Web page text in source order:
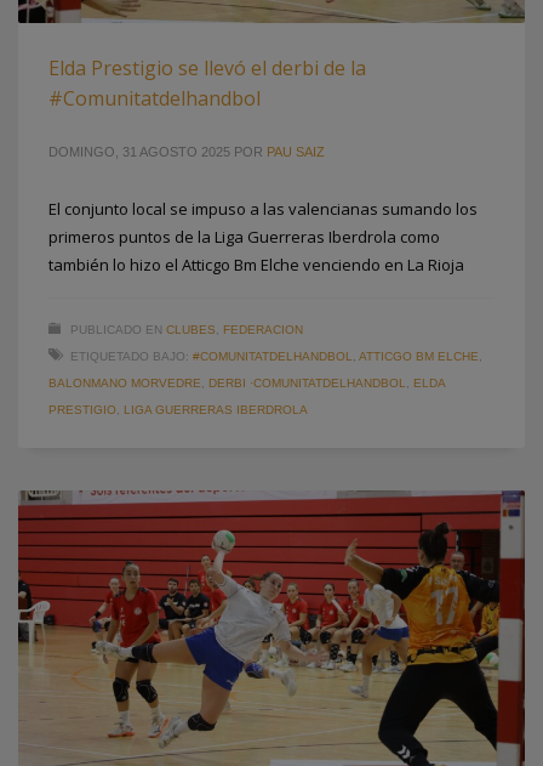
Elda Prestigio se llevó el derbi de la
#Comunitatdelhandbol
DOMINGO, 31 AGOSTO 2025 POR PAU SAIZ
El conjunto local se impuso a las valencianas sumando los
primeros puntos de la Liga Guerreras Iberdrola como
también lo hizo el Atticgo Bm Elche venciendo en La Rioja
PUBLICADO EN CLUBES
FEDERACION
ETIQUETADO BAJO: #COMUNITATDELHANDBOL ATTICGO BM ELCHE
BALONMANO MORVEDRE
DERBI ·COMUNITATDELHANDBOL
ELDA
PRESTIGIO
LIGA GUERRERAS IBERDROLA